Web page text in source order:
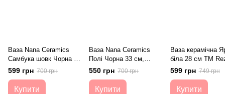
Ваза Nana Ceramics
Самбука шовк Чорна 42
см, Чорний
599 грн 700 грн
Купити
Ваза Nana Ceramics
Полі Чорна 33 см,
Чорний
550 грн 700 грн
Купити
Ваза керамічна
біла 28 см TM
599 грн 749 грн
Купити